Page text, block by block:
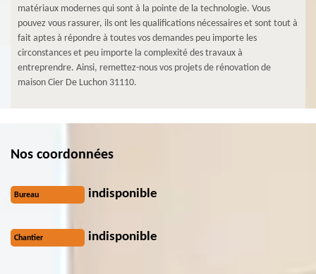
matériaux modernes qui sont à la pointe de la technologie. Vous
pouvez vous rassurer, ils ont les qualifications nécessaires et sont tout à
fait aptes à répondre à toutes vos demandes peu importe les
circonstances et peu importe la complexité des travaux à
entreprendre. Ainsi, remettez-nous vos projets de rénovation de
maison Cier De Luchon 31110.
Nos coordonnées
Bureau indisponible
Chantier indisponible